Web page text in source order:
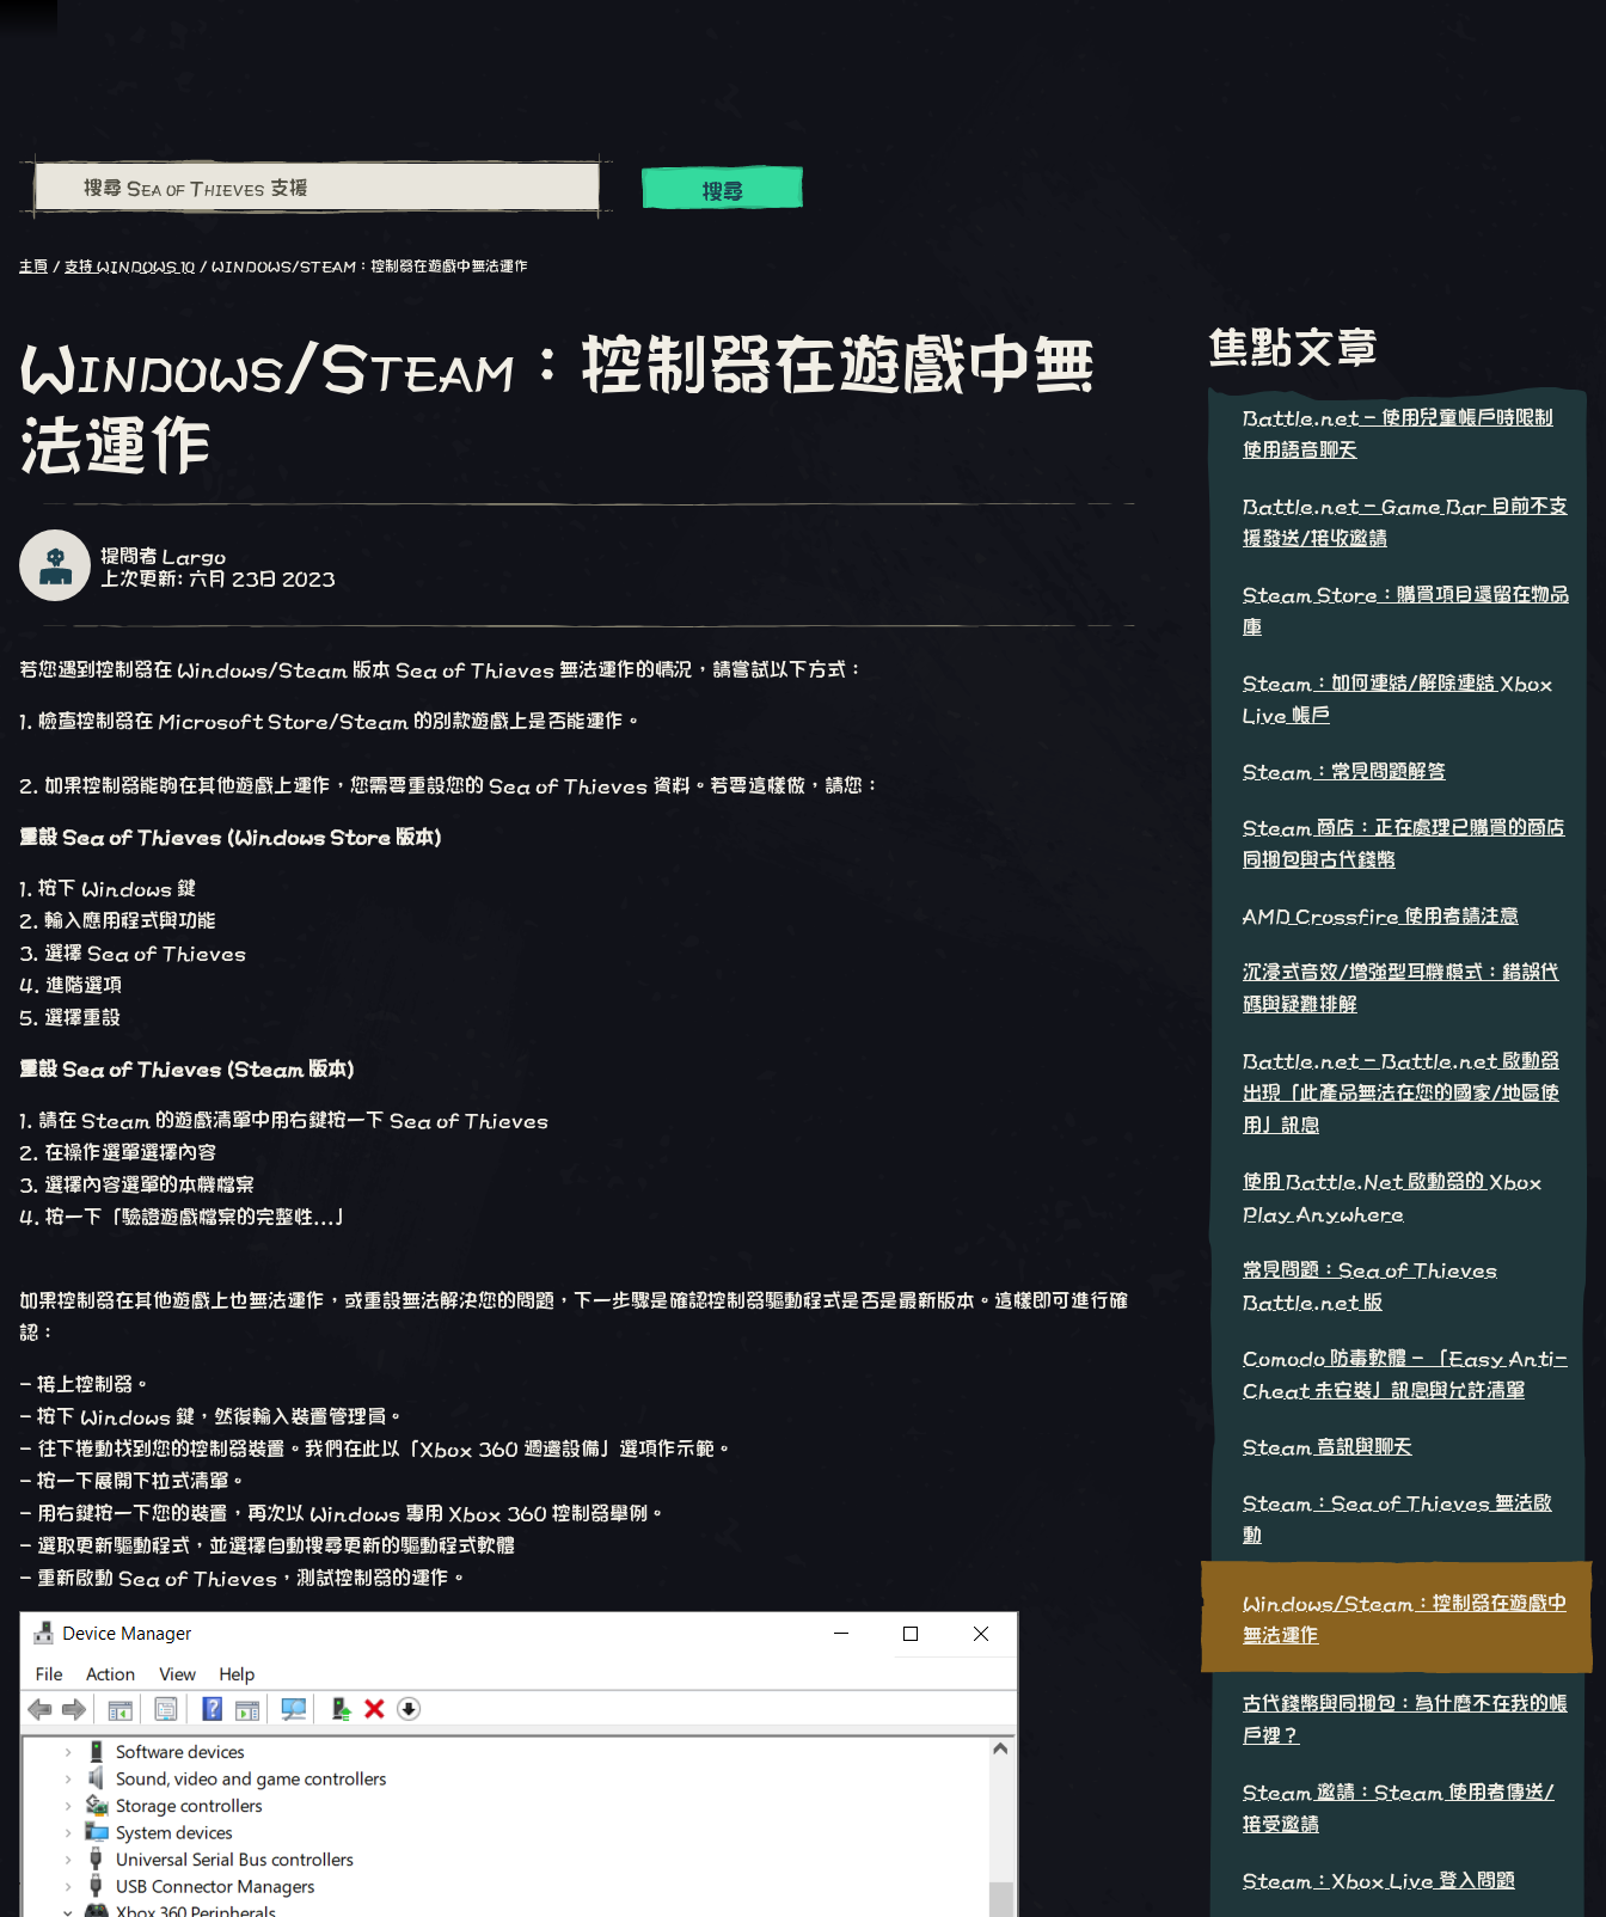
搜尋
主頁 支持 WINDOWS 10 WINDOWS/STEAM：控制器在遊戲中無法運作
Windows/Steam：控制器在遊戲中無
法運作
提問者 Largo
上次更新: 六月 23日 2023
若您遇到控制器在 Windows/Steam 版本 Sea of Thieves 無法運作的情況，請嘗試以下方式：
檢查控制器在 Microsoft Store/Steam 的別款遊戲上是否能運作。
如果控制器能夠在其他遊戲上運作，您需要重設您的 Sea of Thieves 資料。若要這樣做，請您：
重設 Sea of Thieves (Windows Store 版本)
按下 Windows 鍵
輸入應用程式與功能
選擇 Sea of Thieves
進階選項
選擇重設
重設 Sea of Thieves (Steam 版本)
請在 Steam 的遊戲清單中用右鍵按一下 Sea of Thieves
在操作選單選擇內容
選擇內容選單的本機檔案
按一下「驗證遊戲檔案的完整性...」
如果控制器在其他遊戲上也無法運作，或重設無法解決您的問題，下一步驟是確認控制器驅動程式是否是最新版本。這樣即可進行確
認：
- 接上控制器。
- 按下 Windows 鍵，然後輸入裝置管理員。
- 往下捲動找到您的控制器裝置。我們在此以「Xbox 360 週邊設備」選項作示範。
- 按一下展開下拉式清單。
- 用右鍵按一下您的裝置，再次以 Windows 專用 Xbox 360 控制器舉例。
- 選取更新驅動程式，並選擇自動搜尋更新的驅動程式軟體
- 重新啟動 Sea of Thieves，測試控制器的運作。
焦點文章
Battle.net - 使用兒童帳戶時限制
使用語音聊天
Battle.net - Game Bar 目前不支
援發送/接收邀請
Steam Store：購買項目還留在物品
庫
Steam：如何連結/解除連結 Xbox
Live 帳戶
Steam：常見問題解答
Steam 商店：正在處理已購買的商店
同捆包與古代錢幣
AMD Crossfire 使用者請注意
沉浸式音效/增強型耳機模式：錯誤代
碼與疑難排解
Battle.net - Battle.net 啟動器
出現「此產品無法在您的國家/地區使
用」訊息
使用 Battle.Net 啟動器的 Xbox
Play Anywhere
常見問題：Sea of Thieves
Battle.net 版
Comodo 防毒軟體 - 「Easy Anti-
Cheat 未安裝」訊息與允許清單
Steam 音訊與聊天
Steam：Sea of Thieves 無法啟
動
Windows/Steam：控制器在遊戲中
無法運作
古代錢幣與同捆包：為什麼不在我的帳
戶裡？
Steam 邀請：Steam 使用者傳送/
接受邀請
Steam：Xbox Live 登入問題